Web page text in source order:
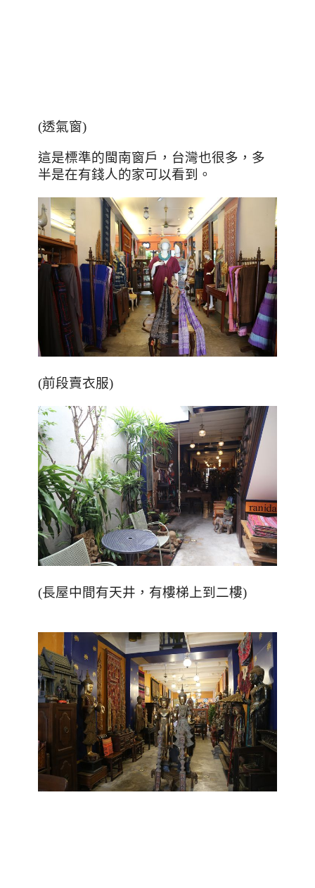
(透氣窗)
這是標準的閩南窗戶，台灣也很多，多
半是在有錢人的家可以看到。
(前段賣衣服)
(長屋中間有天井，有樓梯上到二樓)